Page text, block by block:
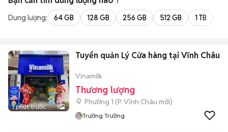
Dung lượng: 64 GB 128 GB 256 GB 512 GB 1 TB
1 phút trước 1
Tuyển quản Lý Cửa hàng tại Vĩnh Châu
Vinamilk
Thương lượng
Phường 1 (P. Vĩnh Châu mới)
Trường Trường